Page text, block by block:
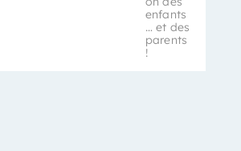
enfants
… et des
parents
!